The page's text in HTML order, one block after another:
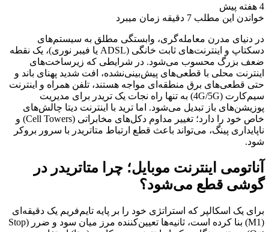
4 هفته پیش
خواندن این مطلب 7 دقیقه زمان میبرد
در دنیای مدرن معامله‌گری، وابستگی مطلق به سیستم‌های
دسکتاپ و اینترنت‌های ثابت خانگی (ADSL یا فیبر نوری)، یک نقطه
ضعف بزرگ محسوب می‌شود. در شرایطی که زیرساخت‌های
اینترنت محلی با قطعی‌های پیش‌بینی‌نشده، افت شدید پهنای باند و
حتی قطعی‌های برق منطقه‌ای مواجه هستند، تلفن همراه و اینترنت
سیم‌کارت (4G/5G) به تنها راه نجات یک تریدر برای مدیریت
پوزیشن‌های باز تبدیل می‌شود. اما ترید با اینترنت دیتا چالش‌های
خاص خود را دارد؛ تغییر مداوم دکل‌های مخابراتی (Cell Towers) و
ناپایداری پینگ، می‌تواند باعث قطع ارتباط متاتریدر با سرور بروکر
شود.
آناتومی اینترنت موبایل؛ چرا متاتریدر در
گوشی قطع می‌شود؟
برای یک اسکالپر که استراتژی خود را بر پایه تایم‌فریم یک دقیقه‌ای
(M1) بنا کرده است، ثانیه‌ها تعیین‌کننده مرز میان سود و ضرر (Stop